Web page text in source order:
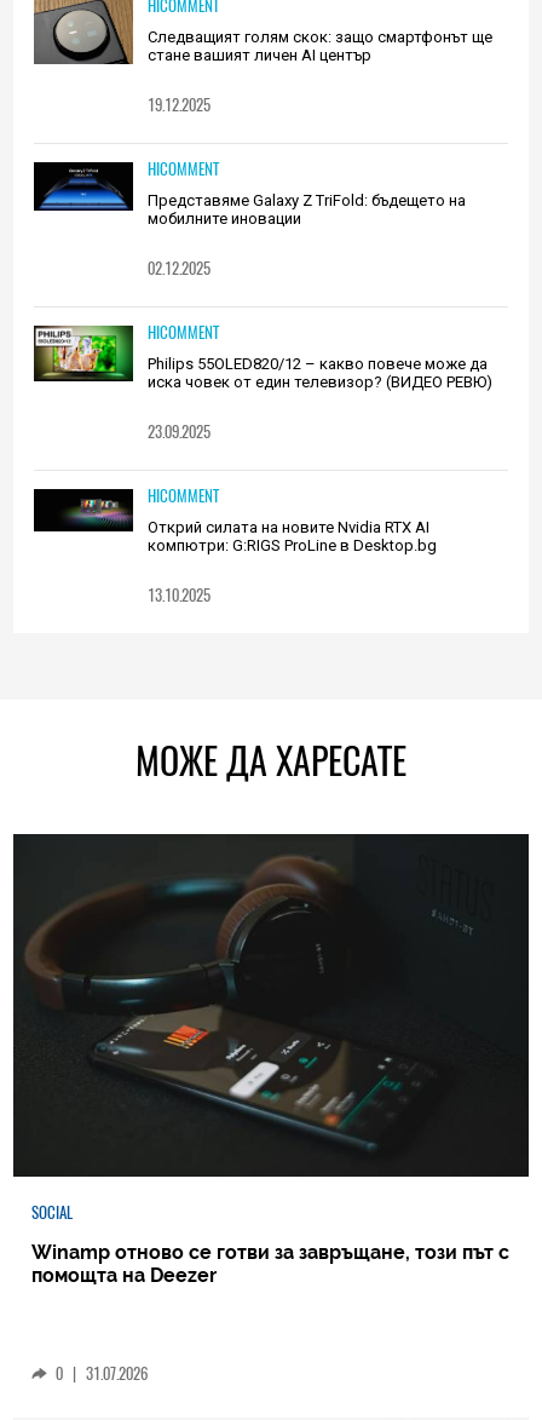
HICOMMENT
Следващият голям скок: защо смартфонът ще
стане вашият личен AI център
19.12.2025
HICOMMENT
Представяме Galaxy Z TriFold: бъдещето на
мобилните иновации
02.12.2025
HICOMMENT
Philips 55OLED820/12 – какво повече може да
иска човек от един телевизор? (ВИДЕО РЕВЮ)
23.09.2025
HICOMMENT
Открий силата на новите Nvidia RTX AI
компютри: G:RIGS ProLine в Desktop.bg
13.10.2025
МОЖЕ ДА ХАРЕСАТЕ
SOCIAL
Winamp отново се готви за завръщане, този път с
помощта на Deezer
0 | 31.07.2026